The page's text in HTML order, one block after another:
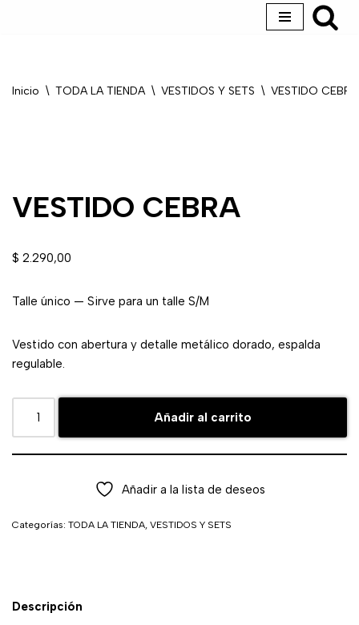
contenido
Inicio \ TODA LA TIENDA \ VESTIDOS Y SETS \ VESTIDO CEBRA
VESTIDO CEBRA
$ 2.290,00
Talle único — Sirve para un talle S/M
Vestido con abertura y detalle metálico dorado, espalda
regulable.
Añadir al carrito
Añadir a la lista de deseos
Categorías: TODA LA TIENDA, VESTIDOS Y SETS
Descripción